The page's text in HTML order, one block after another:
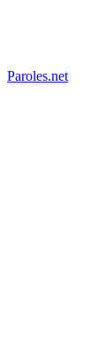
Paroles.net